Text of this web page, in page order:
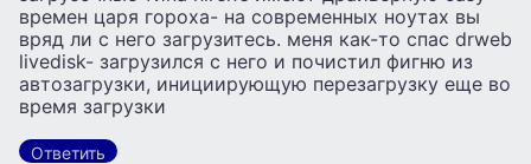
времен царя гороха- на современных ноутах вы
вряд ли с него загрузитесь. меня как-то спас drweb
livedisk- загрузился с него и почистил фигню из
автозагрузки, инициирующую перезагрузку еще во
время загрузки
Ответить